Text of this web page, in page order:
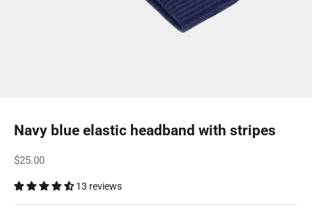
Navy blue elastic headband with stripes
Sale price
$25.00
13 reviews